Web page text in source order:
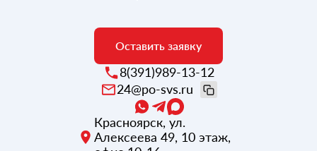
Оставить заявку
8(391)989-13-12
24@po-svs.ru
Красноярск, ул.
Алексеева 49, 10 этаж,